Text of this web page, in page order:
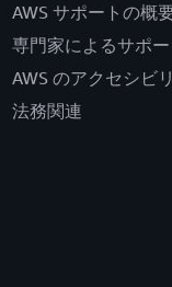
AWS サポートの概
専門家によるサポ
AWS のアクセシビ
法務関連